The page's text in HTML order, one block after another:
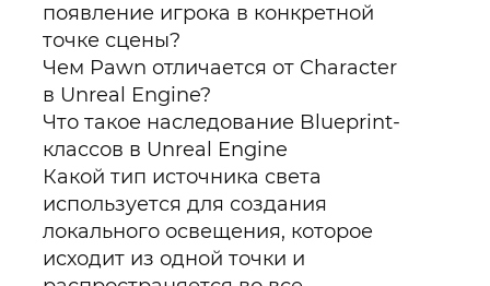
появление игрока в конкретной
точке сцены?
Чем Pawn отличается от Character
в Unreal Engine?
Что такое наследование Blueprint-
классов в Unreal Engine
Какой тип источника света
используется для создания
локального освещения, которое
исходит из одной точки и